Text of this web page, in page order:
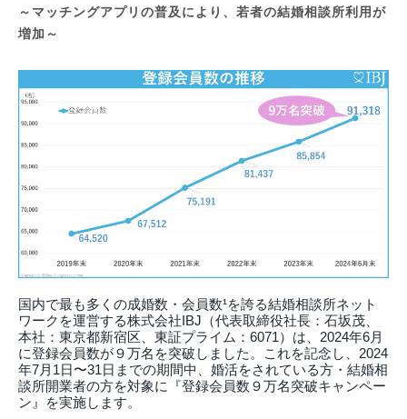
～マッチングアプリの普及により、若者の結婚相談所利用が
増加～
国内で最も多くの成婚数・会員数¹を誇る結婚相談所ネット
ワークを運営する株式会社IBJ（代表取締役社長：石坂茂、
本社：東京都新宿区、東証プライム：6071）は、2024年6月
に登録会員数が９万名を突破しました。これを記念し、2024
年7⽉1⽇〜31⽇までの期間中、婚活をされている方・結婚相
談所開業者の方を対象に『登録会員数９万名突破キャンペー
ン』を実施します。